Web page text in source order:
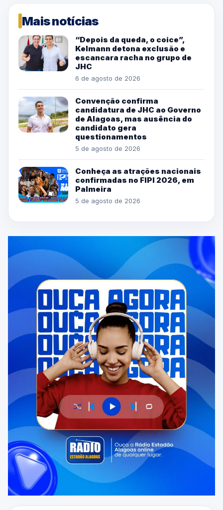
Mais notícias
“Depois da queda, o coice”,
Kelmann detona exclusão e
escancara racha no grupo de
JHC
6 de agosto de 2026
Convenção confirma
candidatura de JHC ao Governo
de Alagoas, mas ausência do
candidato gera
questionamentos
5 de agosto de 2026
Conheça as atrações nacionais
confirmadas no FIPI 2026, em
Palmeira
5 de agosto de 2026